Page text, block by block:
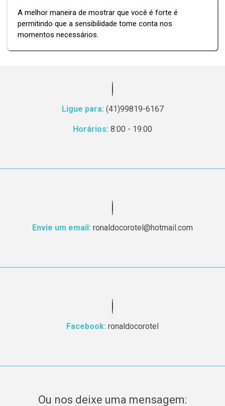
A melhor maneira de mostrar que você é forte é
permitindo que a sensibilidade tome conta nos
momentos necessários.
Ligue para: (41)99819-6167
Horários: 8:00 - 19:00
Envie um email: ronaldocorotel@hotmail.com
Facebook: ronaldocorotel
Ou nos deixe uma mensagem: